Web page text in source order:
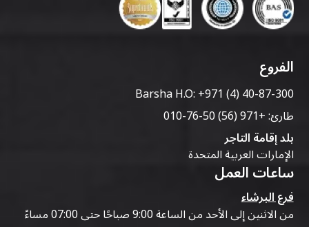
الفروع
Barsha H.O:+971 (4) 40-87-300
طارئ:+971 (56) 50-76-010
بلد إقامة التاجر
الإمارات العربية المتحدة
ساعات العمل
فرع البرشاء
من الاثنين إلى الأحد من الساعة 9:00 صباحًا حتى 07:00 مساءً